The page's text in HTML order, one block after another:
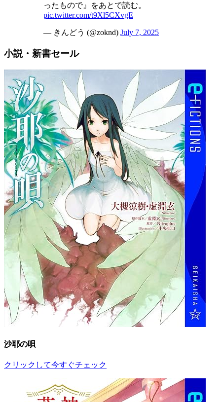
ったもので』をあとで読む。
pic.twitter.com/t9Xl5CXvgE
— きんどう (@zoknd) July 7, 2025
小説・新書セール
沙耶の唄
クリックして今すぐチェック